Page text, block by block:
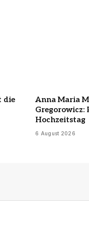
die
Anna Maria
Gregorowicz:
Hochzeitstag
6 August 2026